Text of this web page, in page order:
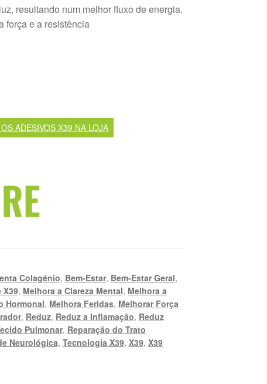
resultando num melhor fluxo de energia.
força e a resistência
ADESIVOS X39 NA LOJA
Colagénio, Bem-Estar, Bem-Estar Geral,
X39, Melhora a Clareza Mental, Melhora a
Hormonal, Melhora Feridas, Melhorar Força
, Reduz, Reduz a Inflamação, Reduz
Pulmonar, Reparação do Trato
Neurológica, Tecnologia X39, X39, X39